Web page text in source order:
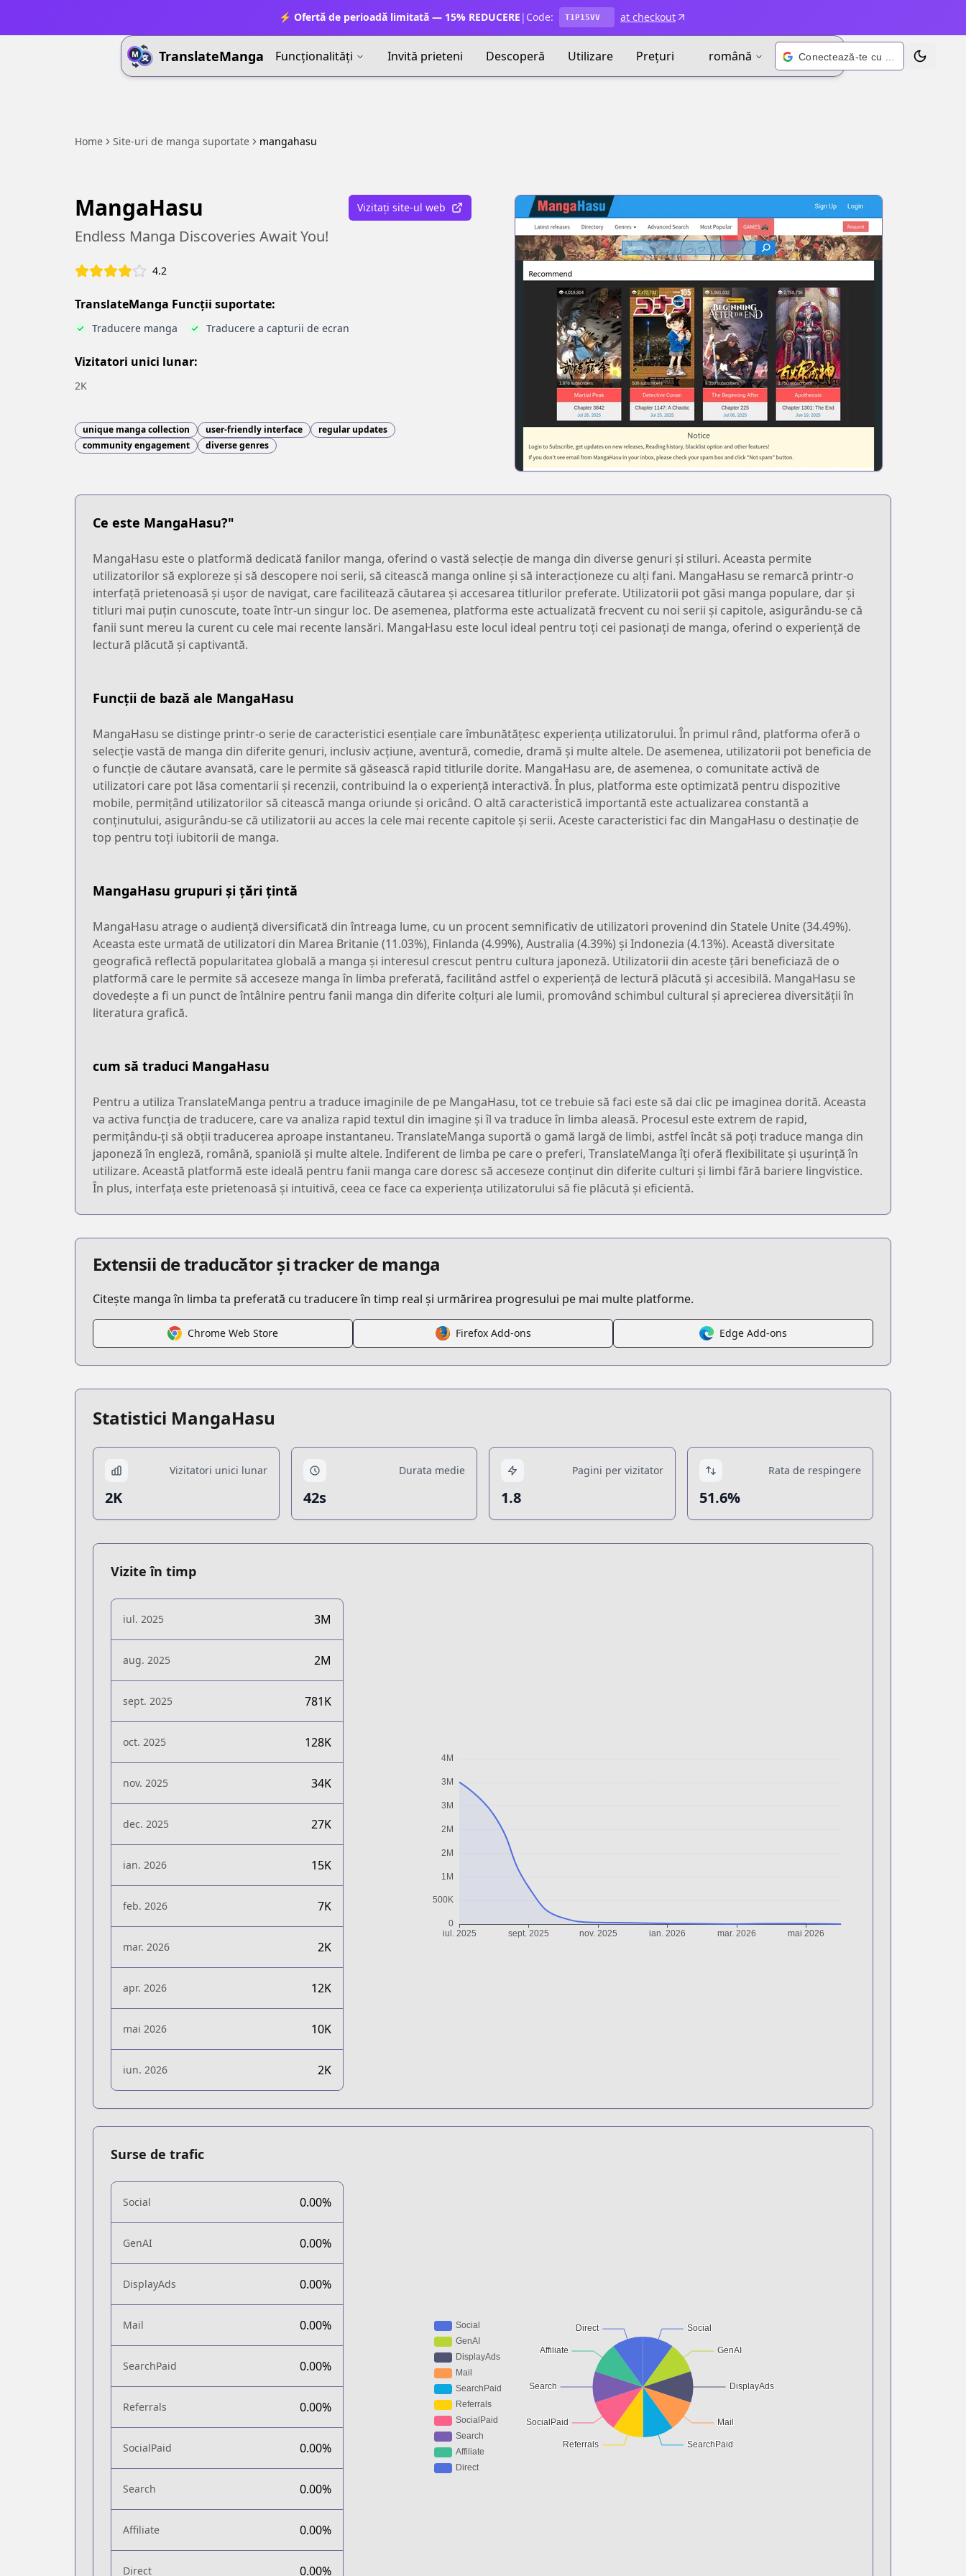
⚡ Ofertă de perioadă limitată — 15% REDUCERE | Code: T1P15VV at checkout
TranslateManga Funcționalități Invită prieteni Descoperă Utilizare Prețuri română Schimbă
Home Site-uri de manga suportate mangahasu
MangaHasu Vizitați site-ul web
Endless Manga Discoveries Await You!
4.2
TranslateManga Funcții suportate:
Traducere manga Traducere a capturii de ecran
Vizitatori unici lunar:
2K
unique manga collection user-friendly interface
regular updates
community engagement
diverse genres
Ce este MangaHasu?"
MangaHasu este o platformă dedicată fanilor manga, oferind o vastă selecție de manga din diverse genuri și stiluri. Aceasta permite
utilizatorilor să exploreze și să descopere noi serii, să citească manga online și să interacționeze cu alți fani. MangaHasu se remarcă printr-o
interfață prietenoasă și ușor de navigat, care facilitează căutarea și accesarea titlurilor preferate. Utilizatorii pot găsi manga populare, dar și
titluri mai puțin cunoscute, toate într-un singur loc. De asemenea, platforma este actualizată frecvent cu noi serii și capitole, asigurându-se că
fanii sunt mereu la curent cu cele mai recente lansări. MangaHasu este locul ideal pentru toți cei pasionați de manga, oferind o experiență de
lectură plăcută și captivantă.
Funcții de bază ale MangaHasu
MangaHasu se distinge printr-o serie de caracteristici esențiale care îmbunătățesc experiența utilizatorului. În primul rând, platforma oferă o
selecție vastă de manga din diferite genuri, inclusiv acțiune, aventură, comedie, dramă și multe altele. De asemenea, utilizatorii pot beneficia de
o funcție de căutare avansată, care le permite să găsească rapid titlurile dorite. MangaHasu are, de asemenea, o comunitate activă de
utilizatori care pot lăsa comentarii și recenzii, contribuind la o experiență interactivă. În plus, platforma este optimizată pentru dispozitive
mobile, permițând utilizatorilor să citească manga oriunde și oricând. O altă caracteristică importantă este actualizarea constantă a
conținutului, asigurându-se că utilizatorii au acces la cele mai recente capitole și serii. Aceste caracteristici fac din MangaHasu o destinație de
top pentru toți iubitorii de manga.
MangaHasu grupuri și țări țintă
MangaHasu atrage o audiență diversificată din întreaga lume, cu un procent semnificativ de utilizatori provenind din Statele Unite (34.49%).
Aceasta este urmată de utilizatori din Marea Britanie (11.03%), Finlanda (4.99%), Australia (4.39%) și Indonezia (4.13%). Această diversitate
geografică reflectă popularitatea globală a manga și interesul crescut pentru cultura japoneză. Utilizatorii din aceste țări beneficiază de o
platformă care le permite să acceseze manga în limba preferată, facilitând astfel o experiență de lectură plăcută și accesibilă. MangaHasu se
dovedește a fi un punct de întâlnire pentru fanii manga din diferite colțuri ale lumii, promovând schimbul cultural și aprecierea diversității în
literatura grafică.
cum să traduci MangaHasu
Pentru a utiliza TranslateManga pentru a traduce imaginile de pe MangaHasu, tot ce trebuie să faci este să dai clic pe imaginea dorită. Aceasta
va activa funcția de traducere, care va analiza rapid textul din imagine și îl va traduce în limba aleasă. Procesul este extrem de rapid,
permițându-ți să obții traducerea aproape instantaneu. TranslateManga suportă o gamă largă de limbi, astfel încât să poți traduce manga din
japoneză în engleză, română, spaniolă și multe altele. Indiferent de limba pe care o preferi, TranslateManga îți oferă flexibilitate și ușurință în
utilizare. Această platformă este ideală pentru fanii manga care doresc să acceseze conținut din diferite culturi și limbi fără bariere lingvistice.
În plus, interfața este prietenoasă și intuitivă, ceea ce face ca experiența utilizatorului să fie plăcută și eficientă.
Extensii de traducător și tracker de manga
Citește manga în limba ta preferată cu traducere în timp real și urmărirea progresului pe mai multe platforme.
Chrome Web Store Firefox Add-ons Edge Add-ons
Statistici MangaHasu
Vizitatori unici lunar
2K
Durata medie
42s
Pagini per vizitator
1.8
Rata de respingere
51.6%
Vizite în timp
iul. 2025 3M
aug. 2025 2M
sept. 2025 781K
oct. 2025 128K
nov. 2025 34K
dec. 2025 27K
ian. 2026 15K
feb. 2026 7K
mar. 2026 2K
apr. 2026 12K
mai 2026 10K
iun. 2026 2K
Surse de trafic
Social 0.00%
GenAI 0.00%
DisplayAds 0.00%
Mail 0.00%
SearchPaid 0.00%
Referrals 0.00%
SocialPaid 0.00%
Search 0.00%
Affiliate 0.00%
Direct 0.00%